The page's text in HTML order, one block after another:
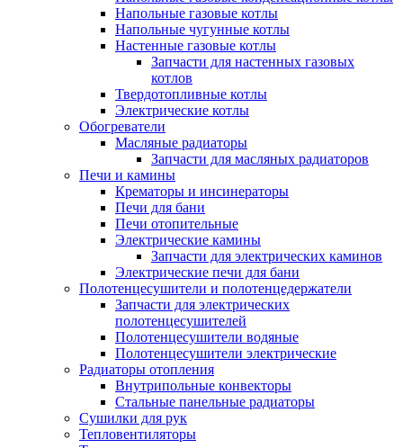
Напольные газовые котлы
Напольные чугунные котлы
Настенные газовые котлы
Запчасти для настенных газовых
котлов
Твердотопливные котлы
Электрические котлы
Обогреватели
Масляные радиаторы
Запчасти для масляных радиаторов
Печи и камины
Крематоры и инсинераторы
Печи для бани
Печи отопительные
Электрические камины
Запчасти для электрических каминов
Электрические печи для бани
Полотенцесушители и полотенцедержатели
Запчасти для электрических
полотенцесушителей
Полотенцесушители водяные
Полотенцесушители электрические
Радиаторы отопления
Внутрипольные конвекторы
Стальные панельные радиаторы
Сушилки для рук
Тепловентиляторы